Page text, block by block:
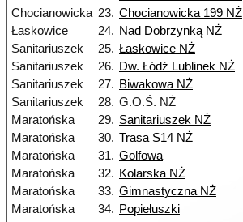
Chocianowicka 23. Chocianowicka 199 NŻ
Łaskowice
24. Nad Dobrzynką NŻ
Sanitariuszek
25. Łaskowice NŻ
Sanitariuszek
26. Dw. Łódź Lublinek NŻ
Sanitariuszek
27. Biwakowa NŻ
Sanitariuszek
28. G.O.Ś. NŻ
Maratońska
29. Sanitariuszek NŻ
Maratońska
30. Trasa S14 NŻ
Maratońska
31. Golfowa
Maratońska
32. Kolarska NŻ
Maratońska
33. Gimnastyczna NŻ
Maratońska
34. Popiełuszki